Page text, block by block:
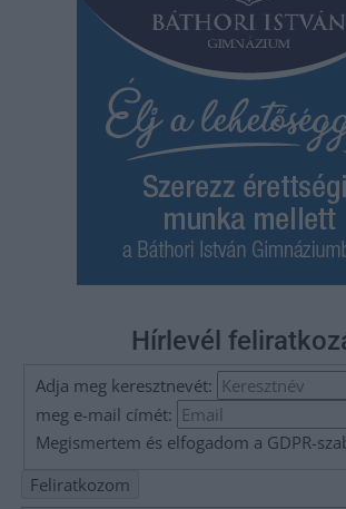
Hírlevél
Adja meg keresztnevét:
meg e-mail címét:
Megismertem és elfogadom a GDPR-